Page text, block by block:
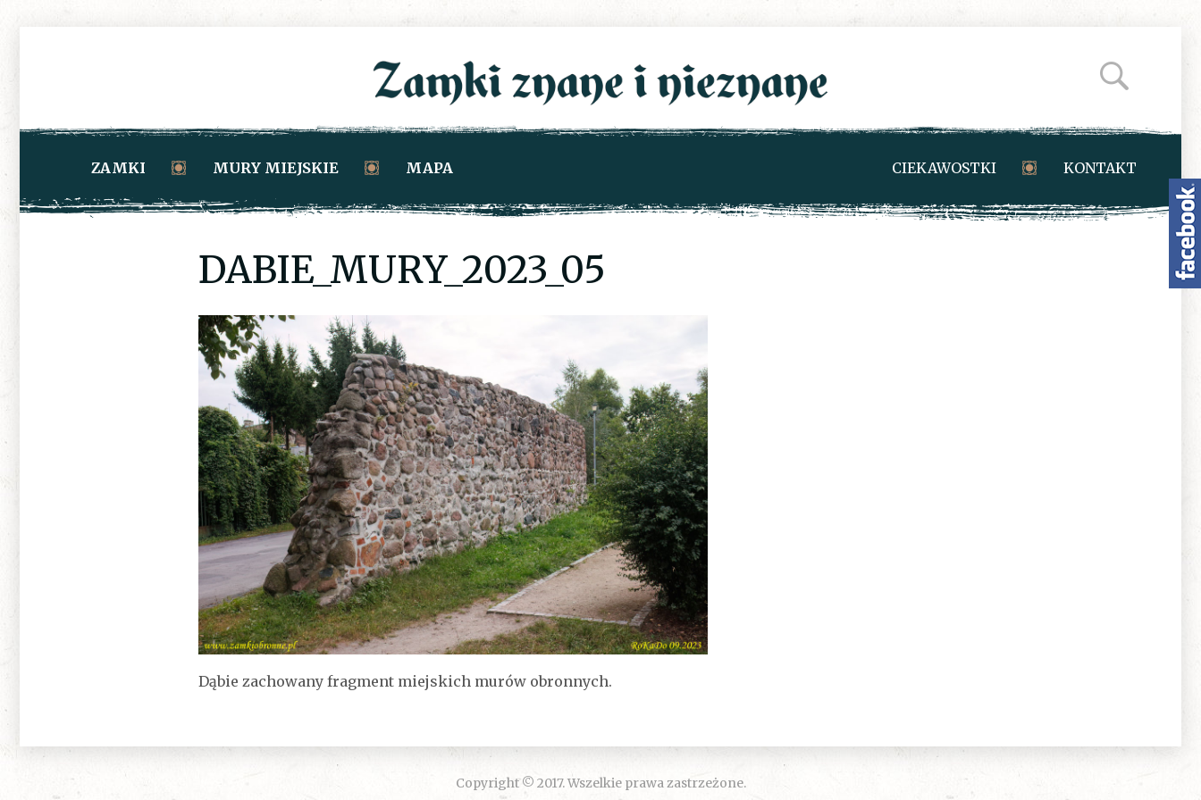
ZAMKI MURY MIEJSKIE MAPA CIEKAWOSTKI KONTAKT
DABIE_MURY_2023_05
Dąbie zachowany fragment miejskich murów obronnych.
Copyright © 2017. Wszelkie prawa zastrzeżone.